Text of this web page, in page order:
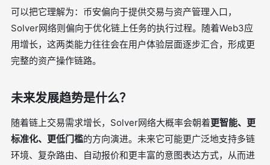
可以把它理解为：币安偏向于提供交易与资产管理入口，
Solver网络则偏向于优化链上任务的执行过程。随着Web3应
用增长，这两类能力往往会在用户体验层面逐步汇合，形成更
完整的资产操作链路。
未来发展趋势是什么？
随着链上交易需求增长，Solver网络大概率会朝着更智能、更
标准化、更低门槛的方向演进。未来它可能更广泛地支持多链
环境、复杂路由、自动报价和更丰富的意图表达方式，从而进